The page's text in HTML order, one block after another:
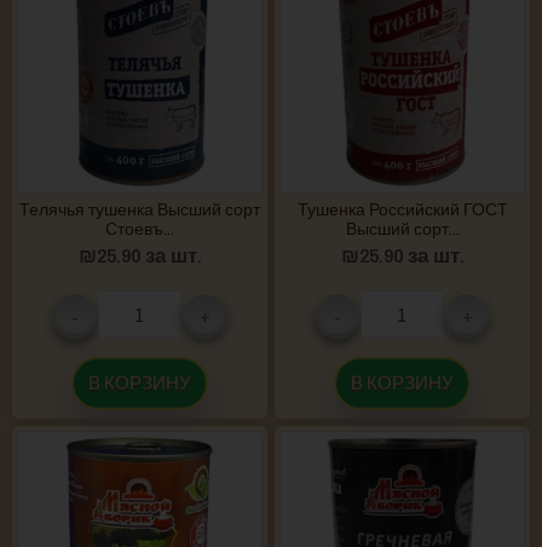
Телячья тушенка Высший сорт
Стоевъ...
₪25.90 за шт.
В КОРЗИНУ
Тушенка Российский ГОСТ
Высший сорт...
₪25.90 за шт.
В КОРЗИНУ